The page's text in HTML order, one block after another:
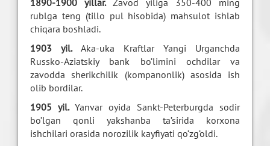
1890-1900 yillar. Zavod yiliga 350-400 ming
rublga teng (tillo pul hisobida) mahsulot ishlab
chiqara boshladi.
1903 yil.Aka-uka Kraftlar Yangi Urganchda
Russko-Aziatskiy bank bo’limini ochdilar va
zavodda sherikchilik (kompanonlik) asosida ish
olib bordilar.
1905 yil. Yanvar oyida Sankt-Peterburgda sodir
bo’lgan qonli yakshanba ta’sirida korxona
ishchilari orasida norozilik kayfiyati qo’zg’oldi.